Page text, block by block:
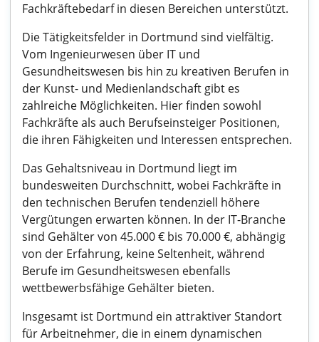
Fachkräftebedarf in diesen Bereichen unterstützt.
Die Tätigkeitsfelder in Dortmund sind vielfältig.
Vom Ingenieurwesen über IT und
Gesundheitswesen bis hin zu kreativen Berufen in
der Kunst- und Medienlandschaft gibt es
zahlreiche Möglichkeiten. Hier finden sowohl
Fachkräfte als auch Berufseinsteiger Positionen,
die ihren Fähigkeiten und Interessen entsprechen.
Das Gehaltsniveau in Dortmund liegt im
bundesweiten Durchschnitt, wobei Fachkräfte in
den technischen Berufen tendenziell höhere
Vergütungen erwarten können. In der IT-Branche
sind Gehälter von 45.000 € bis 70.000 €, abhängig
von der Erfahrung, keine Seltenheit, während
Berufe im Gesundheitswesen ebenfalls
wettbewerbsfähige Gehälter bieten.
Insgesamt ist Dortmund ein attraktiver Standort
für Arbeitnehmer, die in einem dynamischen